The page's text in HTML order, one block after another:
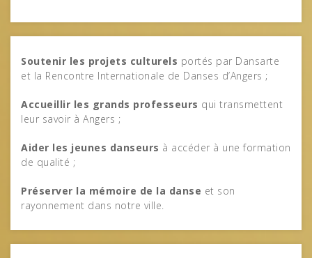
Soutenir les projets culturels portés par Dansarte
et la Rencontre Internationale de Danses d’Angers ;
Accueillir les grands professeurs qui transmettent
leur savoir à Angers ;
Aider les jeunes danseurs à accéder à une formation
de qualité ;
Préserver la mémoire de la danse et son
rayonnement dans notre ville.